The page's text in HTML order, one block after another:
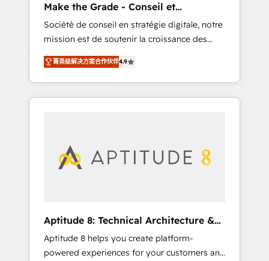
objectifs d’entreprise. Grâce à une
méthodologie éprouvée auprès de plus de
400 clients, nous comprenons rapidement
vos enjeux et intégrons parfaitement
HubSpot dans votre organisation. Pour toute
question technique ou besoin de
structuration de votre projet HubSpot,
Make the Grade - Conseil et
intégrateur HubSpot
Société de conseil en stratégie digitale, notre
mission est de soutenir la croissance des
entreprises B2B à travers l’acquisition de
nouveaux clients, l'intégration CRM et le
développement des revenus auprès de vos
comptes existants. En France et à
digitale et des startups florissantes. Nos 3
grandes expertises sont : ➤ L’intégration de
synchronisation API, audit et maintenance) ➤
La création de sites internet de conversion
qui transforment les visiteurs en
菁英级解决方案合作伙伴4.9
Aptitude 8: Technical Architecture &
Deployment
Aptitude 8 helps you create platform-
powered experiences for your customers and